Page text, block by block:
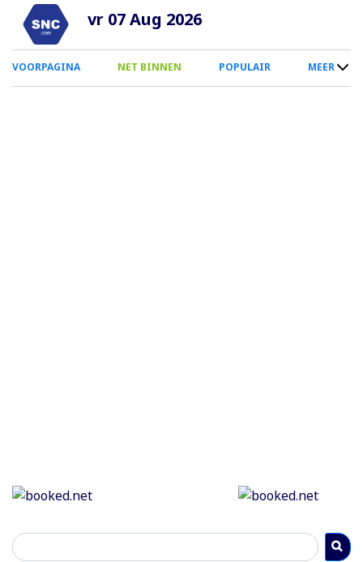
Overslaan
naar
inhoud
vr 07 Aug 2026
0
Smartphone
VOORPAGINA NET BINNEN POPULAIR MEER